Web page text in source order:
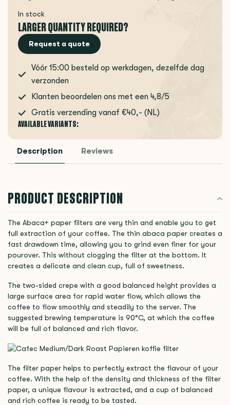
In stock
LARGER QUANTITY REQUIRED?
Request a quote
Vóór 15:00 besteld op werkdagen, dezelfde dag
verzonden
Klanten beoordelen ons met een 4,8/5
Gratis verzending vanaf €40,- (NL)
AVAILABLE VARIANTS:
Description Reviews
PRODUCT DESCRIPTION
The Abaca+ paper filters are very thin and enable you to get
full extraction of your coffee. The thin abaca paper creates a
fast drawdown time, allowing you to grind even finer for your
pourover. This without clogging the filter at the bottom. It
creates a delicate and clean cup, full of sweetness.
The two-sided crepe with a good balanced height provides a
large surface area for rapid water flow, which allows the
coffee to flow smoothly and steadily to the server. The
suggested brewing temperature is 90°C, at which the coffee
will be full of balanced and rich flavor.
The filter paper helps to perfectly extract the flavour of your
coffee. With the help of the density and thickness of the filter
paper, a unique flavour is extracted, and a cup of balanced
and rich coffee is ready to be tasted.